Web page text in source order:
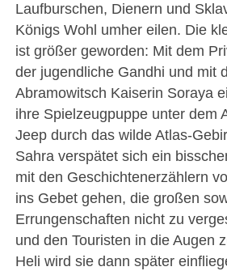
Laufburschen, Dienern und
Königs Wohl umher eilen. Die
ist größer geworden: Mit dem
der jugendliche Gandhi und mit
Abramowitsch Kaiserin Soraya
ihre Spielzeugpuppe unter dem
Jeep durch das wilde Atlas-
Sahra verspätet sich ein
mit den Geschichtenerzählern
ins Gebet gehen, die großen
Errungenschaften nicht zu
und den Touristen in die Augen
Heli wird sie dann später